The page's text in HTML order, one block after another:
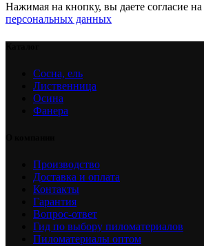
Нажимая на кнопку, вы даете согласие на
персональных данных
Сосна, ель
Лиственница
Осина
Фанера
Производство
Доставка и оплата
Контакты
Гарантия
Вопрос-ответ
Гид по выбору пиломатериалов
Пиломатериалы оптом